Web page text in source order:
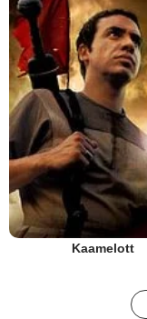
Kaamelott